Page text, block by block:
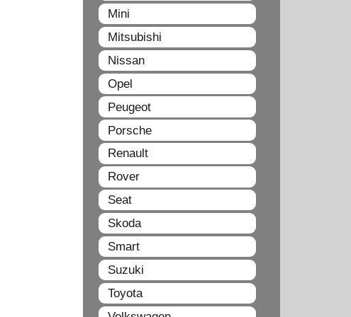
Mini
Mitsubishi
Nissan
Opel
Peugeot
Porsche
Renault
Rover
Seat
Skoda
Smart
Suzuki
Toyota